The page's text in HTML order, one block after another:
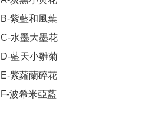
B-紫藍和風葉
C-水墨大墨花
D-藍天小雛菊
E-紫蘿蘭碎花
F-波希米亞藍